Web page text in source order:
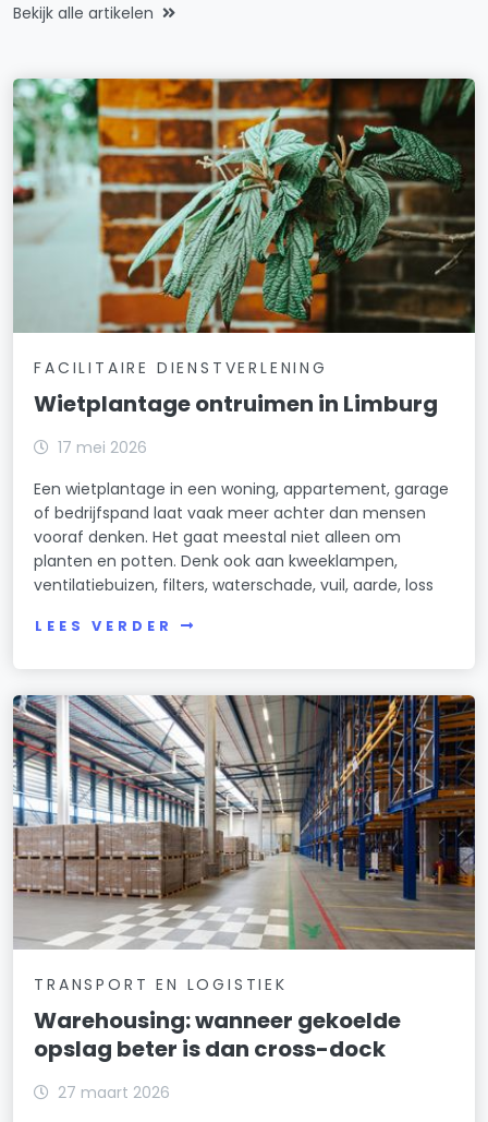
Bekijk alle artikelen
FACILITAIRE DIENSTVERLENING
Wietplantage ontruimen in Limburg
17 mei 2026
Een wietplantage in een woning, appartement, garage
of bedrijfspand laat vaak meer achter dan mensen
vooraf denken. Het gaat meestal niet alleen om
planten en potten. Denk ook aan kweeklampen,
ventilatiebuizen, filters, waterschade, vuil, aarde, loss
LEES VERDER
TRANSPORT EN LOGISTIEK
Warehousing: wanneer gekoelde
opslag beter is dan cross-dock
27 maart 2026